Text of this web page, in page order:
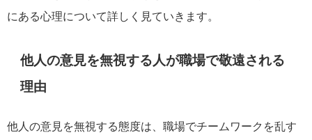
にある心理について詳しく見ていきます。
他人の意見を無視する人が職場で敬遠される
理由
他人の意見を無視する態度は、職場でチームワークを乱す